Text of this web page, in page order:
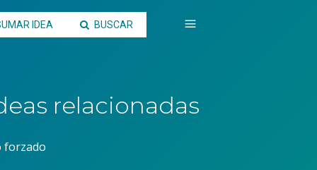
IDEA BUSCAR
relacionadas
forzado